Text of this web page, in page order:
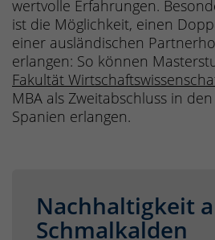
wertvolle Erfahrungen.
ist die Möglichkeit, einen
einer ausländischen
erlangen: So können
Fakultät
MBA als Zweitabschluss in
Spanien erlangen.
Nachhaltigkeit
Schmalkalden